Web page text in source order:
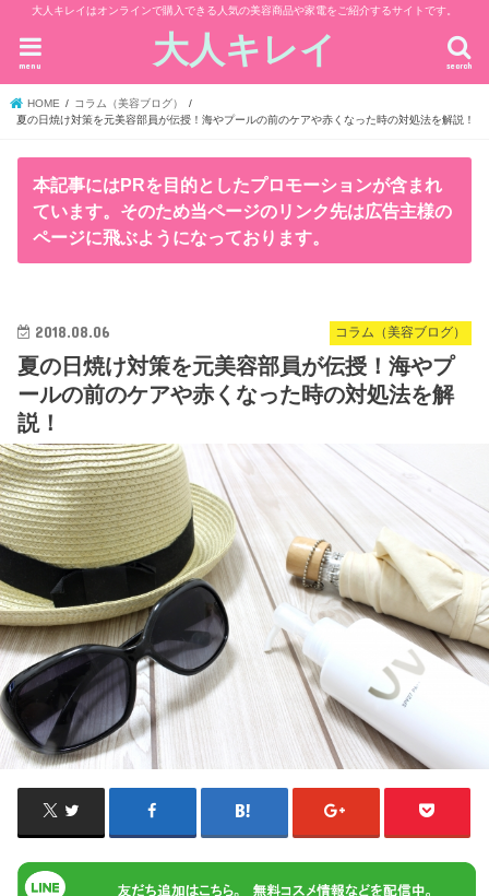
大人キレイはオンラインで購入できる人気の美容商品や家電をご紹介するサイトです。
大人キレイ search
menu
HOME
コラム（美容ブログ）
夏の日焼け対策を元美容部員が伝授！海やプールの前のケアや赤くなった時の対処法を解説！
本記事にはPRを目的としたプロモーションが含まれ
ています。そのため当ページのリンク先は広告主様の
ページに飛ぶようになっております。
コラム（美容ブログ）
2018.08.06
夏の日焼け対策を元美容部員が伝授！海やプ
ールの前のケアや赤くなった時の対処法を解
説！